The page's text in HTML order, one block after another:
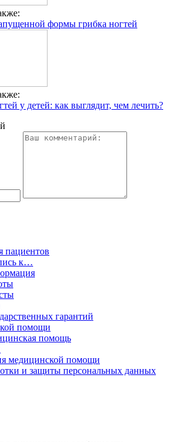
формы грибка ногтей
у детей: как выглядит, чем лечить?
пациентов
к…
гарантий
помощи
помощь
медицинской помощи
и защиты персональных данных